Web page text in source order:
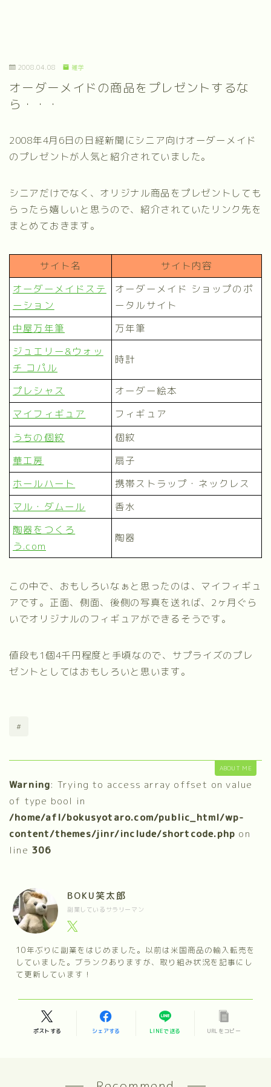
2008.04.08 雑学
オーダーメイドの商品をプレゼントするな
ら・・・
2008年4月6日の日経新聞にシニア向けオーダーメイド
のプレゼントが人気と紹介されていました。
シニアだけでなく、オリジナル商品をプレゼントしても
らったら嬉しいと思うので、紹介されていたリンク先を
まとめておきます。
サイト名
サイト内容
オーダーメイドステ
ーション
オーダーメイド ショップのポ
ータルサイト
中屋万年筆
万年筆
ジュエリー&ウォッ
チ コパル
時計
プレシャス
オーダー絵本
マイフィギュア
フィギュア
うちの個紋
個紋
華工房
扇子
ホールハート
携帯ストラップ・ネックレス
マル・ダムール
香水
陶器をつくろ
う.com
陶器
この中で、おもしろいなぁと思ったのは、マイフィギュ
アです。正面、側面、後側の写真を送れば、2ヶ月ぐら
いでオリジナルのフィギュアができるそうです。
値段も1個4千円程度と手頃なので、サプライズのプレ
ゼントとしてはおもしろいと思います。
#
ABOUT ME
Warning: Trying to access array offset on value
of type bool in
/home/afl/bokusyotaro.com/public_html/wp-
content/themes/jinr/include/shortcode.php on
line 306
BOKU笑太郎
副業しているサラリーマン
10年ぶりに副業をはじめました。以前は米国商品の輸入転売を
していました。ブランクありますが、取り組み状況を記事にし
て更新しています！
ポストする シェアする LINEで送る URLをコピー